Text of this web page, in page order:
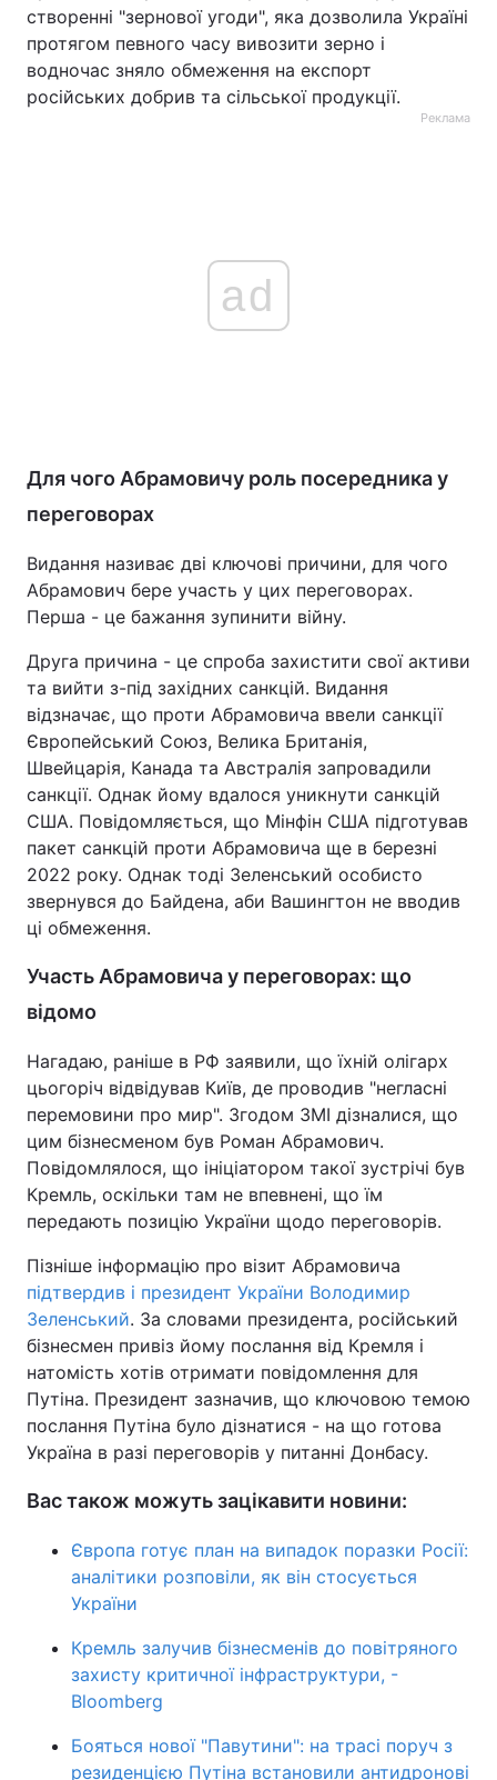
створенні "зернової угоди", яка дозволила Україні
протягом певного часу вивозити зерно і
водночас зняло обмеження на експорт
російських добрив та сільської продукції.
Реклама
ad
Для чого Абрамовичу роль посередника у
переговорах
Видання називає дві ключові причини, для чого
Абрамович бере участь у цих переговорах.
Перша - це бажання зупинити війну.
Друга причина - це спроба захистити свої активи
та вийти з-під західних санкцій. Видання
відзначає, що проти Абрамовича ввели санкції
Європейський Союз, Велика Британія,
Швейцарія, Канада та Австралія запровадили
санкції. Однак йому вдалося уникнути санкцій
США. Повідомляється, що Мінфін США підготував
пакет санкцій проти Абрамовича ще в березні
2022 року. Однак тоді Зеленський особисто
звернувся до Байдена, аби Вашингтон не вводив
ці обмеження.
Участь Абрамовича у переговорах: що
відомо
Нагадаю, раніше в РФ заявили, що їхній олігарх
цьогоріч відвідував Київ, де проводив "негласні
перемовини про мир". Згодом ЗМІ дізналися, що
цим бізнесменом був Роман Абрамович.
Повідомлялося, що ініціатором такої зустрічі був
Кремль, оскільки там не впевнені, що їм
передають позицію України щодо переговорів.
Пізніше інформацію про візит Абрамовича
підтвердив і президент України Володимир
Зеленський. За словами президента, російський
бізнесмен привіз йому послання від Кремля і
натомість хотів отримати повідомлення для
Путіна. Президент зазначив, що ключовою темою
послання Путіна було дізнатися - на що готова
Україна в разі переговорів у питанні Донбасу.
Вас також можуть зацікавити новини:
Європа готує план на випадок поразки Росії:
аналітики розповіли, як він стосується
України
Кремль залучив бізнесменів до повітряного
захисту критичної інфраструктури, -
Вloomberg
Бояться нової "Павутини": на трасі поруч з
резиденцією Путіна встановили антидронові